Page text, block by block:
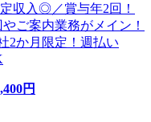
収入◎／賞与年2回！
ご案内業務がメイン！
2か月限定！週払い
円